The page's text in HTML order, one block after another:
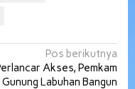
Pos berikutnya
Akses, Pemkam
Gunung Labuhan Bangun